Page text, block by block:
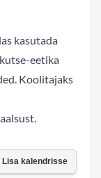
kasutada
eetika
Koolitajaks